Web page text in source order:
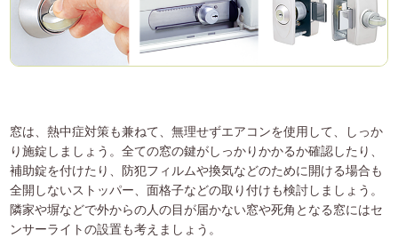
窓は、熱中症対策も兼ねて、無理せずエアコンを使用して、しっか
り施錠しましょう。全ての窓の鍵がしっかりかかるか確認したり、
補助錠を付けたり、防犯フィルムや換気などのために開ける場合も
全開しないストッパー、面格子などの取り付けも検討しましょう。
隣家や塀などで外からの人の目が届かない窓や死角となる窓にはセ
ンサーライトの設置も考えましょう。